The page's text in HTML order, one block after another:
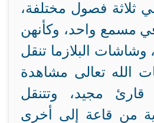
ثلاثة فصول مختلفة،
مسمع واحد، وكأنهن
البلازما تنقل
الله تعالى مشاهدة
مجيد، وتتنقل
من قاعة إلى أخرى